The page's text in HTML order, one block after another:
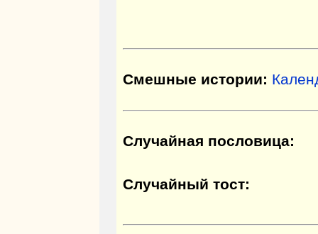
Смешные истории:
Случайная пословица:
Случайный тост: